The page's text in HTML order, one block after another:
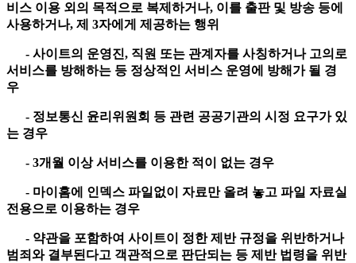
비스 이용 외의 목적으로 복제하거나, 이를 출판 및 방송 등에
사용하거나, 제 3자에게 제공하는 행위
- 사이트의 운영진, 직원 또는 관계자를 사칭하거나 고의로
서비스를 방해하는 등 정상적인 서비스 운영에 방해가 될 경
우
- 정보통신 윤리위원회 등 관련 공공기관의 시정 요구가 있
는 경우
- 3개월 이상 서비스를 이용한 적이 없는 경우
- 마이홈에 인덱스 파일없이 자료만 올려 놓고 파일 자료실
전용으로 이용하는 경우
- 약관을 포함하여 사이트이 정한 제반 규정을 위반하거나
범죄와 결부된다고 객관적으로 판단되는 등 제반 법령을 위반